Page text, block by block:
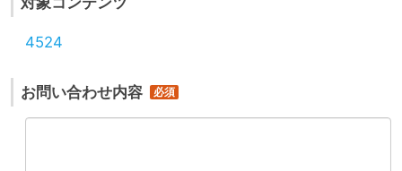
4524
お問い合わせ内容